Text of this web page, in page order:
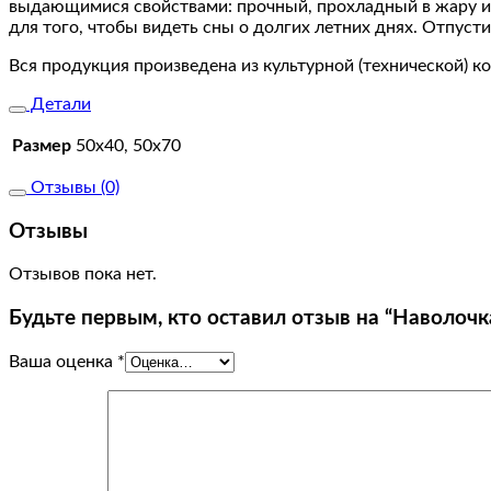
выдающимися свойствами: прочный, прохладный в жару
для того, чтобы видеть сны о долгих летних днях.
Вся продукция произведена из культурной
Детали
Размер 50х40, 50х70
Отзывы (0)
Отзывы
Отзывов пока нет.
Будьте первым, кто оставил отзыв на
Ваша оценка *